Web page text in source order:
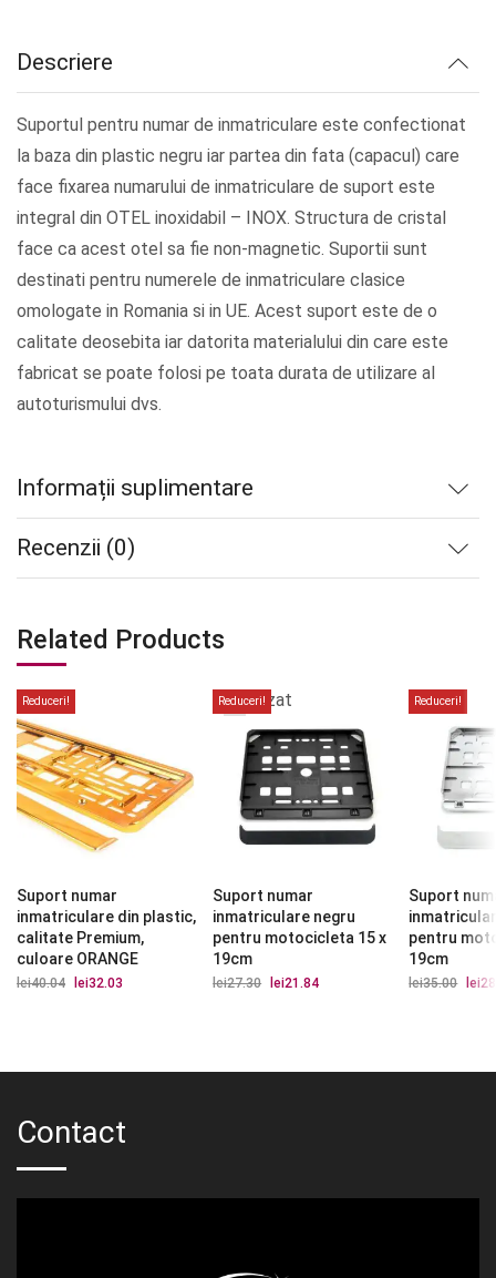
Descriere
Suportul pentru numar de inmatriculare este confectionat
la baza din plastic negru iar partea din fata (capacul) care
face fixarea numarului de inmatriculare de suport este
integral din OTEL inoxidabil – INOX. Structura de cristal
face ca acest otel sa fie non-magnetic. Suportii sunt
destinati pentru numerele de inmatriculare clasice
omologate in Romania si in UE. Acest suport este de o
calitate deosebita iar datorita materialului din care este
fabricat se poate folosi pe toata durata de utilizare al
autoturismului dvs.
Informații suplimentare
Recenzii (0)
Related Products
Reduceri!
Suport numar
inmatriculare din plastic,
calitate Premium,
culoare ORANGE
lei40.04
Prețul
lei32.03
Reduceri!
epuizat
Suport numar
inmatriculare negru
pentru motocicleta 15 x
19cm
lei27.30
Prețul
lei21.84
Reduceri!
Suport
pentru
19cm
lei35.00 lei
Contact